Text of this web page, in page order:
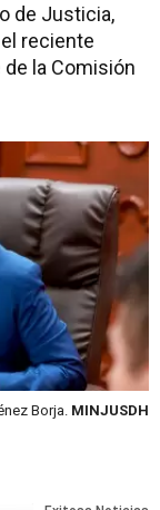
de Justicia,
reciente
la Comisión
Borja. MINJUSDH